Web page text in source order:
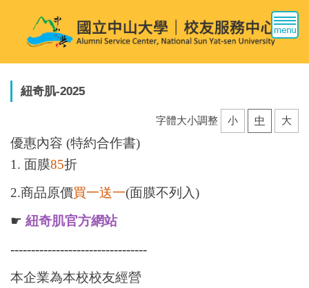
區
紐奇肌-2025
字體大小調整 小 中 大
優惠內容 (特約合作書)
1. 面膜85折
2.商品原價買一送一(面膜不列入)
☛ 紐奇肌官方網站
---------------------------------
本企業為本校校友經營